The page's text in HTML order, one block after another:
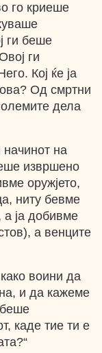
го криеше
ги беше
ги
Кој ќе ја
Од смртни
дела
на
извршено
оружјето,
ниту бевме
ја добивме
а венците
воини да
и да кажеме
каде тие ти е